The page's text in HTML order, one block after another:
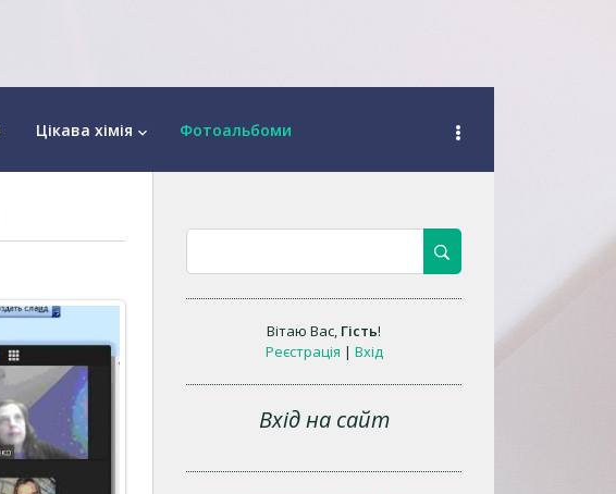
Цікава хімія keyboard_arrow_down Фотоальбоми
Вітаю Вас, Гість!
Реєстрація | Вхід
Вхід на сайт